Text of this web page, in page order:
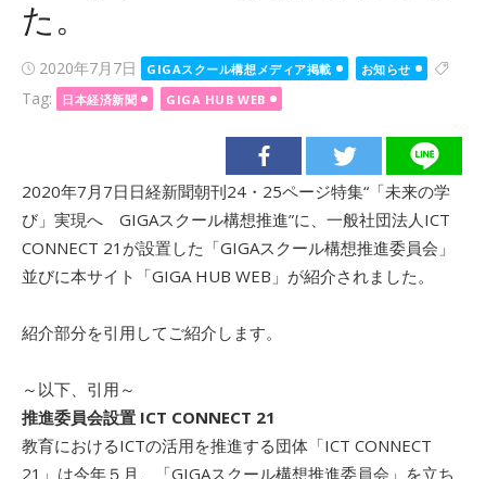
た。
Posted
on
2020年7月7日 GIGAスクール構想メディア掲載 お知らせ
Tag: 日本経済新聞 GIGA HUB WEB
2020年7月7日日経新聞朝刊24・25ページ特集“「未来の学
び」実現へ GIGAスクール構想推進”に、一般社団法人ICT
CONNECT 21が設置した「GIGAスクール構想推進委員会」
並びに本サイト「GIGA HUB WEB」が紹介されました。
紹介部分を引用してご紹介します。
～以下、引用～
推進委員会設置 ICT CONNECT 21
教育におけるICTの活用を推進する団体「ICT CONNECT
21」は今年５月、「GIGAスクール構想推進委員会」を立ち